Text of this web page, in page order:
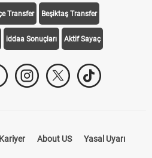
Transfer Beşiktaş Transfer
iddaa Sonuçları Aktif Sayaç
Kariyer About US Yasal Uyarı